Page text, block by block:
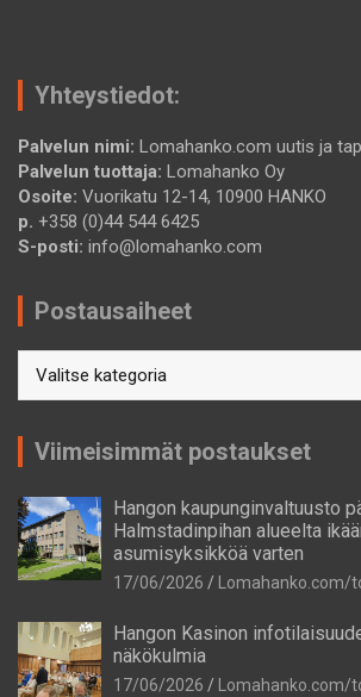
Yhteystiedot:
Palvelun nimi: Lomahanko.com uutis ja
Palvelun tuottaja: Lomahanko Oy
Osoite: Vuorikatu 12-14, 10900 HANKO
p. +358 (0)44 544 6425
S-posti: info@lomahanko.com
Postausaiheet
Viimeisimmät postaukset
Hangon kaupunginvaltuusto
Halmstadinpihan alueelta
asumisyksikköä varten
17/06/2026 Lomahanko.com/
Hangon Kasinon
näkökulmia
17/06/2026 Lomahanko.com/